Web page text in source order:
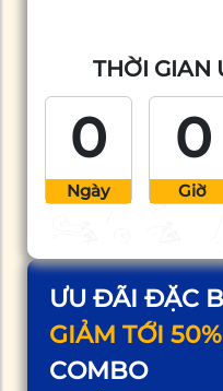
ƯU ĐÃI ĐẶC
GIẢM TỚI 50%
COMBO
THỜI GIAN
0
Ngày
0
Giờ